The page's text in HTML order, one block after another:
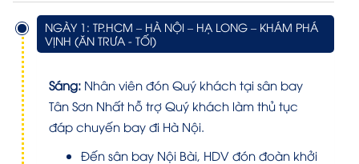
NGÀY 1: TP.HCM – HÀ NỘI – HẠ LONG – KHÁM PHÁ
VỊNH (ĂN TRƯA - TỐI)
Sáng: Nhân viên đón Quý khách tại sân bay
Tân Sơn Nhất hỗ trợ Quý khách làm thủ tục
đáp chuyến bay đi Hà Nội.
Đến sân bay Nội Bài, HDV đón đoàn khởi